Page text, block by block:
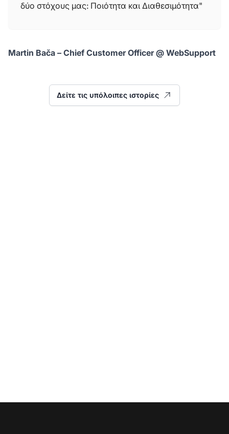
δύο στόχους μας: Ποιότητα και Διαθεσιμότητα"
Martin Bača – Chief Customer Officer @ WebSupport
Δείτε τις υπόλοιπες ιστορίες